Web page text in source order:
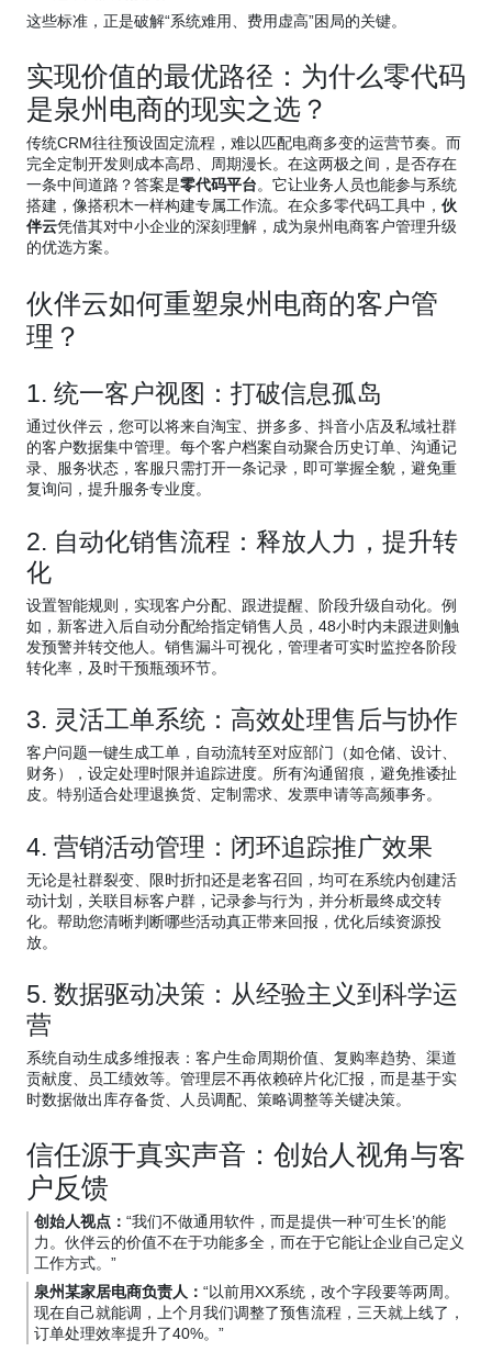
这些标准，正是破解“系统难用、费用虚高”困局的关键。
实现价值的最优路径：为什么零代码
是泉州电商的现实之选？
传统CRM往往预设固定流程，难以匹配电商多变的运营节奏。而
完全定制开发则成本高昂、周期漫长。在这两极之间，是否存在
一条中间道路？答案是零代码平台。它让业务人员也能参与系统
搭建，像搭积木一样构建专属工作流。在众多零代码工具中， 伙
伴云凭借其对中小企业的深刻理解，成为泉州电商客户管理升级
的优选方案。
伙伴云如何重塑泉州电商的客户管
理？
1. 统一客户视图：打破信息孤岛
通过伙伴云，您可以将来自淘宝、拼多多、抖音小店及私域社群
的客户数据集中管理。每个客户档案自动聚合历史订单、沟通记
录、服务状态，客服只需打开一条记录，即可掌握全貌，避免重
复询问，提升服务专业度。
2. 自动化销售流程：释放人力，提升转
化
设置智能规则，实现客户分配、跟进提醒、阶段升级自动化。例
如，新客进入后自动分配给指定销售人员，48小时内未跟进则触
发预警并转交他人。销售漏斗可视化，管理者可实时监控各阶段
转化率，及时干预瓶颈环节。
3. 灵活工单系统：高效处理售后与协作
客户问题一键生成工单，自动流转至对应部门（如仓储、设计、
财务），设定处理时限并追踪进度。所有沟通留痕，避免推诿扯
皮。特别适合处理退换货、定制需求、发票申请等高频事务。
4. 营销活动管理：闭环追踪推广效果
无论是社群裂变、限时折扣还是老客召回，均可在系统内创建活
动计划，关联目标客户群，记录参与行为，并分析最终成交转
化。帮助您清晰判断哪些活动真正带来回报，优化后续资源投
放。
5. 数据驱动决策：从经验主义到科学运
营
系统自动生成多维报表：客户生命周期价值、复购率趋势、渠道
贡献度、员工绩效等。管理层不再依赖碎片化汇报，而是基于实
时数据做出库存备货、人员调配、策略调整等关键决策。
信任源于真实声音：创始人视角与客
户反馈
创始人视点： “我们不做通用软件，而是提供一种‘可生长’的能
力。伙伴云的价值不在于功能多全，而在于它能让企业自己定义
工作方式。”
泉州某家居电商负责人： “以前用XX系统，改个字段要等两周。
现在自己就能调，上个月我们调整了预售流程，三天就上线了，
订单处理效率提升了40%。”